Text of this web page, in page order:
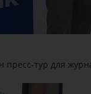
пресс-тур для